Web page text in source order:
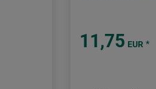
11,75 EUR *